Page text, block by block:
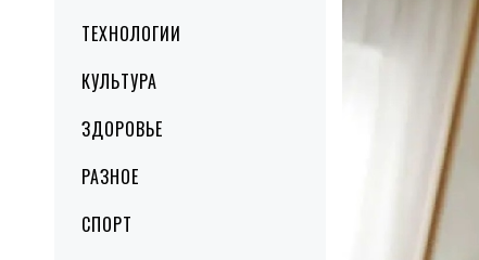
ТЕХНОЛОГИИ
КУЛЬТУРА
ЗДОРОВЬЕ
РАЗНОЕ
СПОРТ